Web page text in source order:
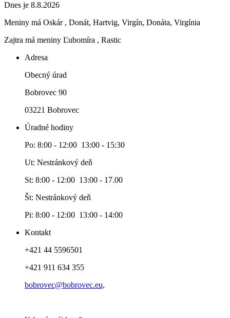
Dnes je 8.8.2026
Meniny má Oskár , Donát, Hartvig, Virgín, Donáta, Virgínia
Zajtra má meniny Ľubomíra , Rastic
Adresa
Obecný úrad
Bobrovec 90
03221 Bobrovec
Úradné hodiny
Po: 8:00 - 12:00 13:00 - 15:30
Ut: Nestránkový deň
St: 8:00 - 12:00 13:00 - 17.00
Št: Nestránkový deň
Pi: 8:00 - 12:00 13:00 - 14:00
Kontakt
+421 44 5596501
+421 911 634 355
bobrovec@bobrovec.eu,